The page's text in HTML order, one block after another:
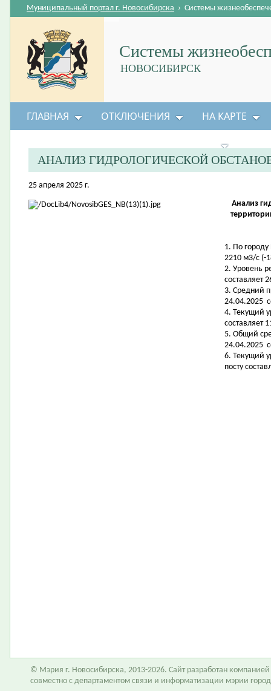
Системы
НОВОСИБИРСК
Муниципальный портал г. Новосибирска › Системы
ГЛАВНАЯ ОТКЛЮЧЕНИЯ НА КАРТЕ
АНАЛИЗ ГИДРОЛОГИЧЕСКОЙ
25 апреля 2025 г.
Анализ
1. По
2210 м3/с (-
2. Уровень
составляет
3. Средний
24.04.2025
4. Текущий
составляет
5. Общий
24.04.2025
6. Текущий
посту
© Мэрия г. Новосибирска, 2013-2026. Сайт разработан компанией
совместно с департаментом связи и информатизации мэрии